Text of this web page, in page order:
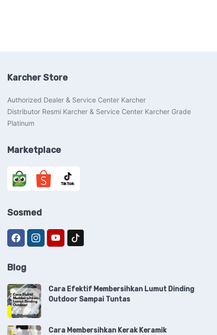
Karcher Store
Authorized Dealer & Service Center Karcher
Distributor Resmi Karcher & Service Center Karcher Grade
Platinum
Marketplace
Sosmed
Blog
Cara Efektif Membersihkan Lumut Dinding
Outdoor Sampai Tuntas
Cara Membersihkan Kerak Keramik